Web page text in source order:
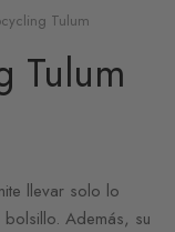
Tulum
Tulum
llevar solo lo
Además, su